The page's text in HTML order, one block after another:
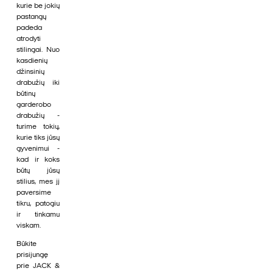
kurie be jokių
pastangų
padeda
atrodyti
stilingai. Nuo
kasdienių
džinsinių
drabužių iki
būtinų
garderobo
drabužių -
turime tokių,
kurie tiks jūsų
gyvenimui -
kad ir koks
būtų jūsų
stilius, mes jį
paversime
tikru, patogiu
ir tinkamu
viskam.
Būkite
prisijungę
prie JACK &